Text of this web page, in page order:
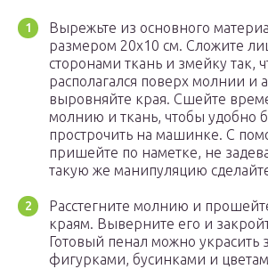
Вырежьте из основного
размером 20х10 см. Сложите
сторонами ткань и змейку так,
располагался поверх молнии и
выровняйте края. Сшейте
молнию и ткань, чтобы удобно
прострочить на машинке. С
пришейте по наметке, не
такую же манипуляцию
Расстегните молнию и
краям. Выверните его и
Готовый пенал можно украсить
фигурками, бусинками и